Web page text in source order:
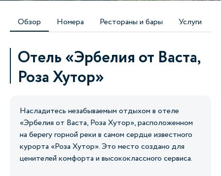
Обзор Номера Рестораны и бары Услуги
Отель «Эрбелия от Васта,
Роза Хутор»
Насладитесь незабываемым отдыхом в отеле
«Эрбелия от Васта, Роза Хутор», расположенном
на берегу горной реки в самом сердце известного
курорта «Роза Хутор». Это место создано для
ценителей комфорта и высококлассного сервиса.